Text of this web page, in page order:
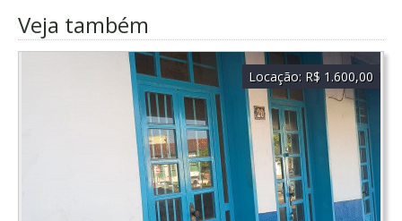
Veja também
Locação: R$ 1.600,00